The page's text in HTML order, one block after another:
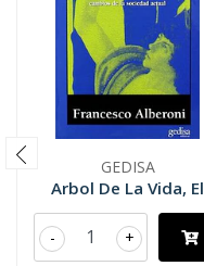
GEDISA
Arbol De La Vida, El
+
-